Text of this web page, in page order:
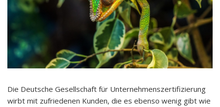
Die Deutsche Gesellschaft für Unternehmenszertifizierung
wirbt mit zufriedenen Kunden, die es ebenso wenig gibt wie